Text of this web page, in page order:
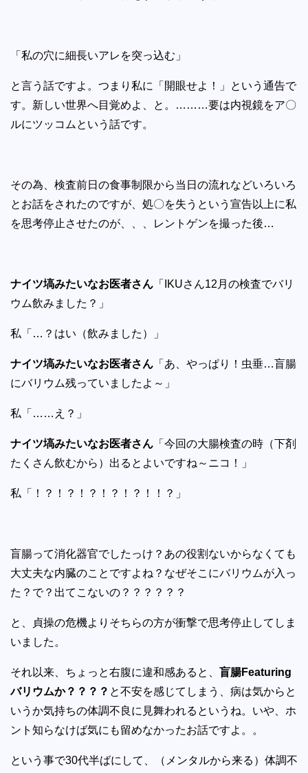
「私の穴に細長いアレを突っ込む」
と言う話ですよ。つまり私に「開眼せよ！」という通告で
す。新しい世界へ目覚めよ、と。………要は内視鏡をア〇
ルにツッコムという話です。
その為、検査前日の食事制限から当日の流れなどいろいろ
とお話をされたのですが、処〇を失うという宣告以上に私
を思考停止させたのが、、、レントゲンを撮った後…
ナイツ塙みたいなお医者さん 「IKUさん12月の検査でバリ
ウム飲みました？」
私「…？はい（飲みました）」
ナイツ塙みたいなお医者さん 「あ、やっぱり！虫垂…盲腸
にバリウム残っていましたよ～」
私「……え？」
ナイツ塙みたいなお医者さん 「今回の大腸検査の時（下剤
たくさん飲むから）出るとよいですね～ニコ！」
私「！？！？！？！？！？！！？」
盲腸って消化器官でしたっけ？あの役割ないからなくても
大丈夫な内臓のことですよね？なぜそこにバリウムが入っ
た？で？出てこないの？？？？？？
と、貞操の危機よりそちらの方が衝撃で思考停止してしま
いました。
それ以来、ちょっと右腹に違和感あると、 盲腸Featuring
バリウムか？？？？ と不安を感じてしまう、病は気からと
いうか気持ちの体調不良に見舞われるというね。いや、ホ
ント知らなけば気にも留めなかったお話ですよ。。
という事で30代半ばにして、（メンタルから来る）体調不